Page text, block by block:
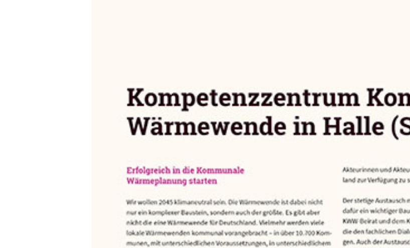
Das Kompetenzzentrum Kommunale Wärmewende (KWW) der dena arbeitet
Wärmeplanung (KWP), Know-how aus der Praxis und Beratungsmaterialien für
Akteure der Kommunalen Wärmewende in Deutschland aufzubereiten und zur
Das Factsheet zeigt die wichtige Rolle, die das KWW einnimmt, um die
zentrales Instrument zur Erreichung einer lokalen und effizienten
zentrale Austauschplattform und Koordinator eines Netzwerks zur KWP wirkt